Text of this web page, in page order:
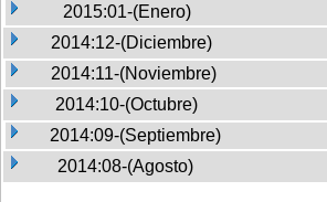
2015:01-(Enero)
2014:12-(Diciembre)
2014:11-(Noviembre)
2014:10-(Octubre)
2014:09-(Septiembre)
2014:08-(Agosto)